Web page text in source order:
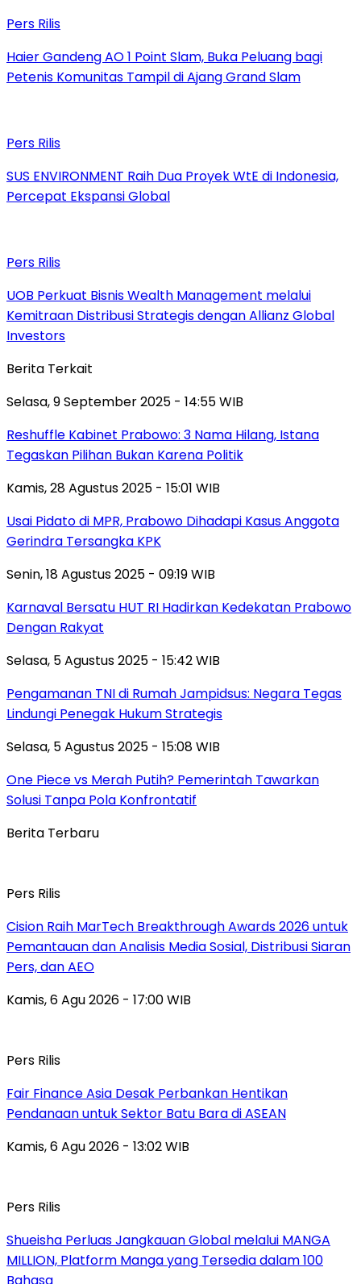
Pers Rilis
Haier Gandeng AO 1 Point Slam, Buka Peluang bagi
Petenis Komunitas Tampil di Ajang Grand Slam
Pers Rilis
SUS ENVIRONMENT Raih Dua Proyek WtE di Indonesia,
Percepat Ekspansi Global
Pers Rilis
UOB Perkuat Bisnis Wealth Management melalui
Kemitraan Distribusi Strategis dengan Allianz Global
Investors
Berita Terkait
Selasa, 9 September 2025 - 14:55 WIB
Reshuffle Kabinet Prabowo: 3 Nama Hilang, Istana
Tegaskan Pilihan Bukan Karena Politik
Kamis, 28 Agustus 2025 - 15:01 WIB
Usai Pidato di MPR, Prabowo Dihadapi Kasus Anggota
Gerindra Tersangka KPK
Senin, 18 Agustus 2025 - 09:19 WIB
Karnaval Bersatu HUT RI Hadirkan Kedekatan Prabowo
Dengan Rakyat
Selasa, 5 Agustus 2025 - 15:42 WIB
Pengamanan TNI di Rumah Jampidsus: Negara Tegas
Lindungi Penegak Hukum Strategis
Selasa, 5 Agustus 2025 - 15:08 WIB
One Piece vs Merah Putih? Pemerintah Tawarkan
Solusi Tanpa Pola Konfrontatif
Berita Terbaru
Pers Rilis
Cision Raih MarTech Breakthrough Awards 2026 untuk
Pemantauan dan Analisis Media Sosial, Distribusi Siaran
Pers, dan AEO
Kamis, 6 Agu 2026 - 17:00 WIB
Pers Rilis
Fair Finance Asia Desak Perbankan Hentikan
Pendanaan untuk Sektor Batu Bara di ASEAN
Kamis, 6 Agu 2026 - 13:02 WIB
Pers Rilis
Shueisha Perluas Jangkauan Global melalui MANGA
MILLION, Platform Manga yang Tersedia dalam 100